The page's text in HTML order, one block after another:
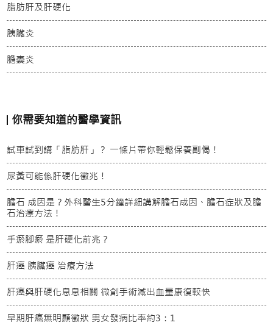
脂肪肝及肝硬化
胰臟炎
膽囊炎
你需要知道的醫學資訊
試車試到講「脂肪肝」？ 一條片帶你輕鬆保養副偈！
尿黃可能係肝硬化徵兆！
膽石 成因是？外科醫生5分鐘詳細講解膽石成因、膽石症狀及膽
石治療方法！
手瘀腳瘀 是肝硬化前兆？
肝癌 胰臟癌 治療方法
肝癌與肝硬化息息相關 微創手術減出血量康復較快
早期肝癌無明顯徵狀 男女發病比率約3：1